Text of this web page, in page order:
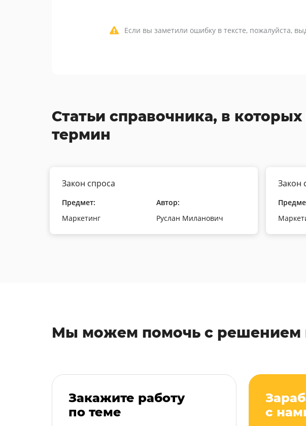
Если вы заметили ошибку в тексте, пожалуйста,
Статьи справочника, в которых
термин
Закон спроса
Предмет:
Маркетинг
Автор:
Руслан Миланович
Закон
Мы можем помочь с решением
Закажите работу
по теме
с